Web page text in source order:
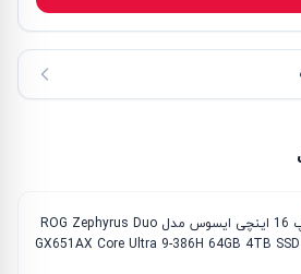
لپ تاپ 16 اینچی ایسوس مدل ROG Zephyrus Duo
GX651AX Core Ultra 9-386H 64GB 4TB